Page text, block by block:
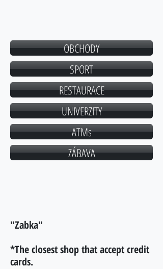
OBCHODY
SPORT
RESTAURACE
UNIVERZITY
ATMs
ZÁBAVA
"Zabka"
*The closest shop that accept credit
cards.